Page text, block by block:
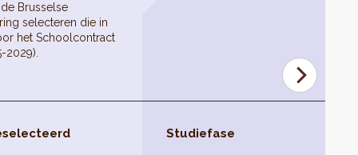
Brusselse
selecteren die in
het Schoolcontract
2029).
Studiefase